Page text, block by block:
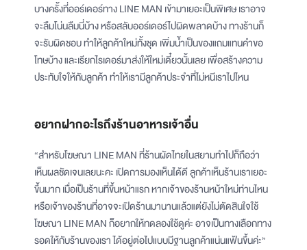
บางครั้งที่ออร์เดอร์ทาง LINE MAN เข้ามาเยอะเป็นพิเศษ เราอาจ
จะลืมโน่นลืมนี่บ้าง หรือสลับออร์เดอร์ไปผิดพลาดบ้าง ทางร้านก็
จะรับผิดชอบ ทำให้ลูกค้าใหม่ทั้งชุด เพิ่มน้ำเป็นของแถมแทนคำขอ
โทษบ้าง และเรียกไรเดอร์มาส่งให้ใหม่เดี๋ยวนั้นเลย เพื่อสร้างความ
ประทับใจให้กับลูกค้า ทำให้เรามีลูกค้าประจำที่ไม่หนีเราไปไหน
อยากฝากอะไรถึงร้านอาหารเจ้าอื่น
“สำหรับโฆษณา LINE MAN ที่ร้านผัดไทยในสยามทำไปก็ถือว่า
เห็นผลชัดเจนเลยนะคะ เปิดการมองเห็นได้ดี ลูกค้าเห็นร้านเราเยอะ
ขึ้นมาก เมื่อเป็นร้านที่ขึ้นหน้าแรก หากเจ้าของร้านหน้าใหม่ท่านไหน
หรือเจ้าของร้านที่อาจจะเปิดร้านมานานแล้วแต่ยังไม่ตัดสินใจใช้
โฆษณา LINE MAN ก็อยากให้ทดลองใช้ดูค่ะ อาจเป็นทางเลือกทาง
รอดให้กับร้านของเรา ได้อยู่ต่อไปแบบมีฐานลูกค้าแน่นแฟ้นขึ้นค่ะ”